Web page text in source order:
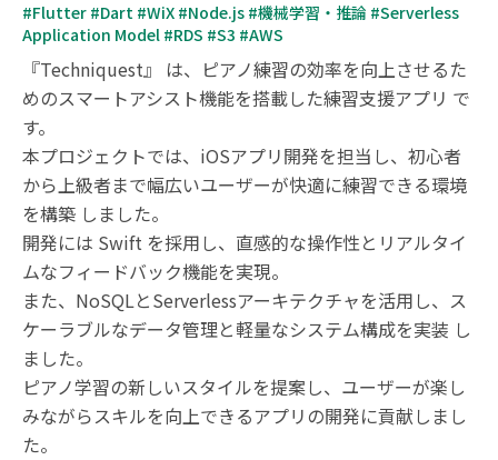
#Flutter #Dart #WiX #Node.js #機械学習・推論 #Serverless
Application Model #RDS #S3 #AWS
『Techniquest』 は、ピアノ練習の効率を向上させるた
めのスマートアシスト機能を搭載した練習支援アプリ で
す。
本プロジェクトでは、iOSアプリ開発を担当し、初心者
から上級者まで幅広いユーザーが快適に練習できる環境
を構築 しました。
開発には Swift を採用し、直感的な操作性とリアルタイ
ムなフィードバック機能を実現。
また、NoSQLとServerlessアーキテクチャを活用し、ス
ケーラブルなデータ管理と軽量なシステム構成を実装 し
ました。
ピアノ学習の新しいスタイルを提案し、ユーザーが楽し
みながらスキルを向上できるアプリの開発に貢献しまし
た。